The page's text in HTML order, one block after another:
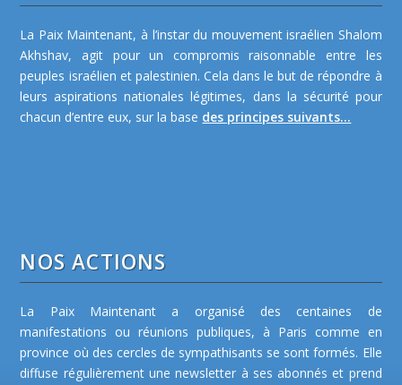
La Paix Maintenant, à l’instar du mouvement israélien Shalom
Akhshav, agit pour un compromis raisonnable entre les
peuples israélien et palestinien. Cela dans le but de répondre à
leurs aspirations nationales légitimes, dans la sécurité pour
chacun d’entre eux, sur la base des principes suivants...
NOS ACTIONS
La Paix Maintenant a organisé des centaines de
manifestations ou réunions publiques, à Paris comme en
province où des cercles de sympathisants se sont formés. Elle
diffuse régulièrement une newsletter à ses abonnés et prend